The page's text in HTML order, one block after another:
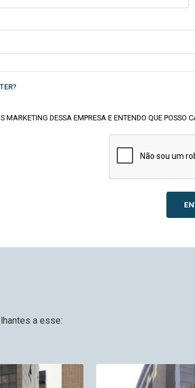
MARKETING DESSA EMPRESA E ENTENDO QUE
a esse: